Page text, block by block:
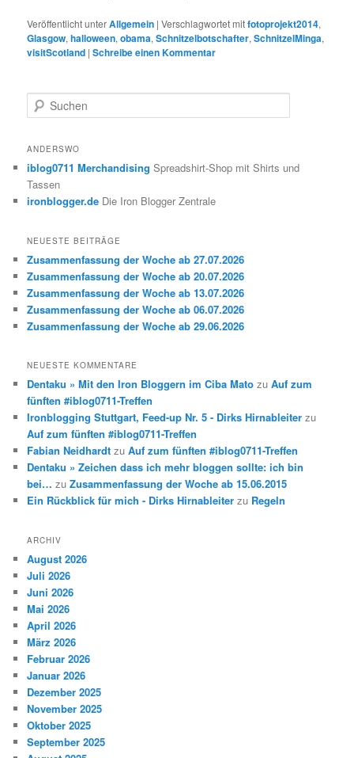
Veröffentlicht unterAllgemein |Verschlagwortet mitfotoprojekt2014,
Glasgow,halloween,obama,Schnitzelbotschafter,SchnitzelMinga,
visitScotland |Schreibe einen Kommentar
u
h
n
ANDERSWO
iblog0711 Merchandising Spreadshirt-Shop mit Shirts und
Tassen
ironblogger.de Die Iron Blogger Zentrale
NEUESTE BEITRÄGE
Zusammenfassung der Woche ab 27.07.2026
Zusammenfassung der Woche ab 20.07.2026
Zusammenfassung der Woche ab 13.07.2026
Zusammenfassung der Woche ab 06.07.2026
Zusammenfassung der Woche ab 29.06.2026
NEUESTE KOMMENTARE
Dentaku » Mit den Iron Bloggern im Ciba Mato zuAuf zum
fünften #iblog0711-Treffen
Ironblogging Stuttgart, Feed-up Nr. 5 - Dirks Hirnableiter zu
Auf zum fünften #iblog0711-Treffen
Fabian Neidhardt zuAuf zum fünften #iblog0711-Treffen
Dentaku » Zeichen dass ich mehr bloggen sollte: ich bin
bei… zuZusammenfassung der Woche ab 15.06.2015
Ein Rückblick für mich - Dirks Hirnableiter zu Regeln
ARCHIV
August 2026
Juli 2026
Juni 2026
Mai 2026
April 2026
März 2026
Februar 2026
Januar 2026
Dezember 2025
November 2025
Oktober 2025
September 2025